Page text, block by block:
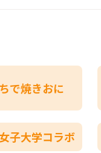
で焼きおに
子大学コラボ